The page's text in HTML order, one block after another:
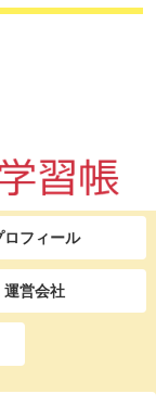
ロフィール
運営会社